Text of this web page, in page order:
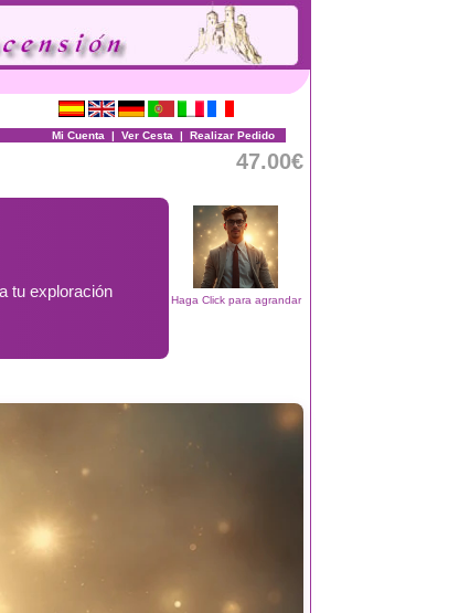
Mi Cuenta | Ver Cesta | Realizar Pedido
47.00€
Haga Click para agrandar
tu exploración